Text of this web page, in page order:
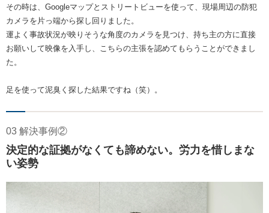
その時は、Googleマップとストリートビューを使って、現場周辺の防犯
カメラを片っ端から探し回りました。
運よく事故状況が映りそうな角度のカメラを見つけ、持ち主の方に直接
お願いして映像を入手し、こちらの主張を認めてもらうことができまし
た。
足を使って泥臭く探した結果ですね（笑）。
03 解決事例②
決定的な証拠がなくても諦めない。労力を惜しまな
い姿勢